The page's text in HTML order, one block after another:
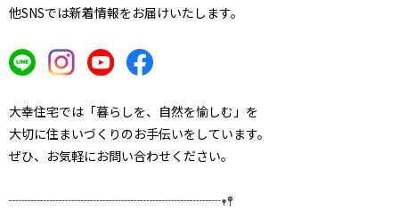
他SNSでは新着情報をお届けいたします。
大幸住宅では「暮らしを、自然を愉しむ」を
大切に住まいづくりのお手伝いをしています。
ぜひ、お気軽にお問い合わせください。
┈┈┈┈┈┈┈┈┈┈┈┈┈┈┈┈┈𖥧𖤣